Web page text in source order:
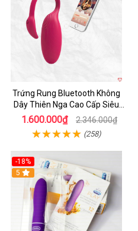
Trứng Rung Bluetooth Không
Dây Thiên Nga Cao Cấp Siêu
Mạnh Mẽ
1.600.000₫ 2.346.000₫
(258)
-18%
Hot
5